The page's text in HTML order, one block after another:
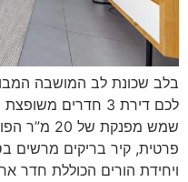
בלב שכונת לב המושבה
לכם דירת 3 חדרים
שמש מפנקת
פרטית, קיר בריקים מרשים
ויחידת הורים הכוללת חדר